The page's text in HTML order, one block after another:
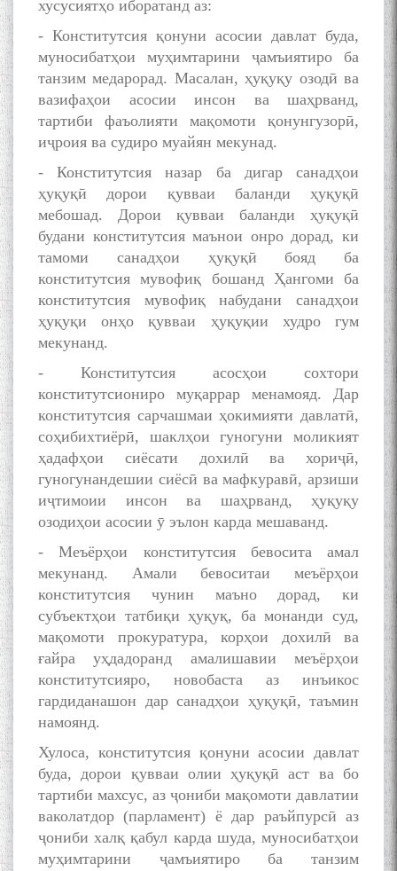
хусусиятҳо иборатанд аз:
- Конститутсия қонуни асосии давлат буда,
муносибатҳои муҳимтарини ҷамъиятиро ба
танзим медарорад. Масалан, ҳуқуқу озодӣ ва
вазифаҳои асосии инсон ва шаҳрванд,
тартиби фаъолияти мақомоти қонунгузорӣ,
иҷроия ва судиро муайян мекунад.
- Конститутсия назар ба дигар санадҳои
ҳуқуқӣ дорои қувваи баланди ҳуқуқӣ
мебошад. Дорои қувваи баланди ҳуқуқӣ
будани конститутсия маънои онро дорад, ки
тамоми санадҳои ҳуқуқӣ бояд ба
конститутсия мувофиқ бошанд Ҳангоми ба
конститутсия мувофиқ набудани санадҳои
ҳуқуқи онҳо қувваи ҳуқуқии худро гум
мекунанд.
- Конститутсия асосҳои сохтори
конститутсиониро муқаррар менамояд. Дар
конститутсия сарчашмаи ҳокимияти давлатӣ,
соҳибихтиёрӣ, шаклҳои гуногуни моликият
ҳадафҳои сиёсати дохилӣ ва хориҷӣ,
гуногунандешии сиёсӣ ва мафкуравӣ, арзиши
иҷтимоии инсон ва шаҳрванд, ҳуқуқу
озодиҳои асосии ӯ эълон карда мешаванд.
- Меъёрҳои конститутсия бевосита амал
мекунанд. Амали бевоситаи меъёрҳои
конститутсия чунин маъно дорад, ки
субъектҳои татбиқи ҳуқуқ, ба монанди суд,
мақомоти прокуратура, корҳои дохилӣ ва
ғайра уҳдадоранд амалишавии меъёрҳои
конститутсияро, новобаста аз инъикос
гардиданашон дар санадҳои ҳуқуқӣ, таъмин
намоянд.
Хулоса, конститутсия қонуни асосии давлат
буда, дорои қувваи олии ҳуқуқӣ аст ва бо
тартиби махсус, аз ҷониби мақомоти давлатии
ваколатдор (парламент) ё дар раъйпурсӣ аз
ҷониби халқ қабул карда шуда, муносибатҳои
муҳимтарини ҷамъиятиро ба танзим
илмҳои Тоҷикистон бахшида
ба 100-солагии мунаққиду
адабиётшинос Соҳиб
Табаров ҳамоиши илмӣ-
назариявӣ баргузор гардид.
МАВЛОНО ҶАЛОЛИДДИНИ
БАЛХӢ БУЗУРГТАРИН
МУТАФАККИР ВА ОРИФИ
به عبارت دیگر: گفتگو با مومن
قناعت Mumin Qanoat
Сухбати навқаламон бо
Муъмин Қаноат\Meeting of
young talents with Mumyin
Kanoat
The Persian Gulf Beautiful
poetry from Устод Мумин
Қаноат (Ustod Mumin Qanoat)
and Master Mehryar
Mehrafarin about the conflict
of the name of the Persian
Gulf